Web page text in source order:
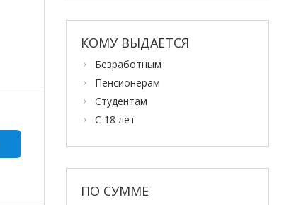
КОМУ ВЫДАЕТСЯ
Безработным
Пенсионерам
Студентам
С 18 лет
ПО СУММЕ